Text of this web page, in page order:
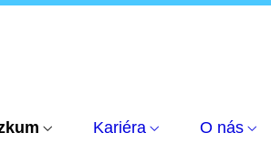
Kariéra O nás